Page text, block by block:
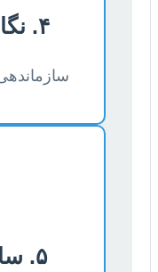
۴. نگارش و ویرایش
۵. سابمیت و داوری